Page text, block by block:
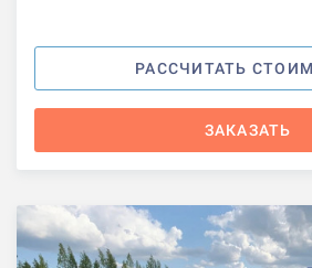
РАССЧИТАТЬ
ЗАКАЗАТЬ